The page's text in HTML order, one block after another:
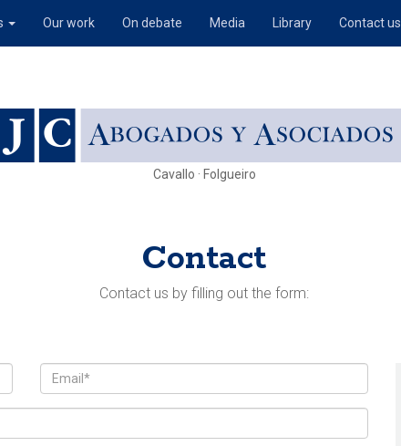
Our work On debate Media Library Contact us
Cavallo · Folgueiro
Contact
Contact us by filling out the form: